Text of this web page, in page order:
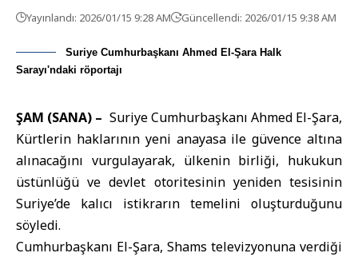
Yayınlandı: 2026/01/15 9:28 AM Güncellendi: 2026/01/15 9:38 AM
Suriye Cumhurbaşkanı Ahmed El-Şara Halk
Sarayı'ndaki röportajı
ŞAM (SANA) – Suriye Cumhurbaşkanı Ahmed El-Şara,
Kürtlerin haklarının yeni anayasa ile güvence altına
alınacağını vurgulayarak, ülkenin birliği, hukukun
üstünlüğü ve devlet otoritesinin yeniden tesisinin
Suriye’de kalıcı istikrarın temelini oluşturduğunu
söyledi.
Cumhurbaşkanı El-Şara, Shams televizyonuna verdiği